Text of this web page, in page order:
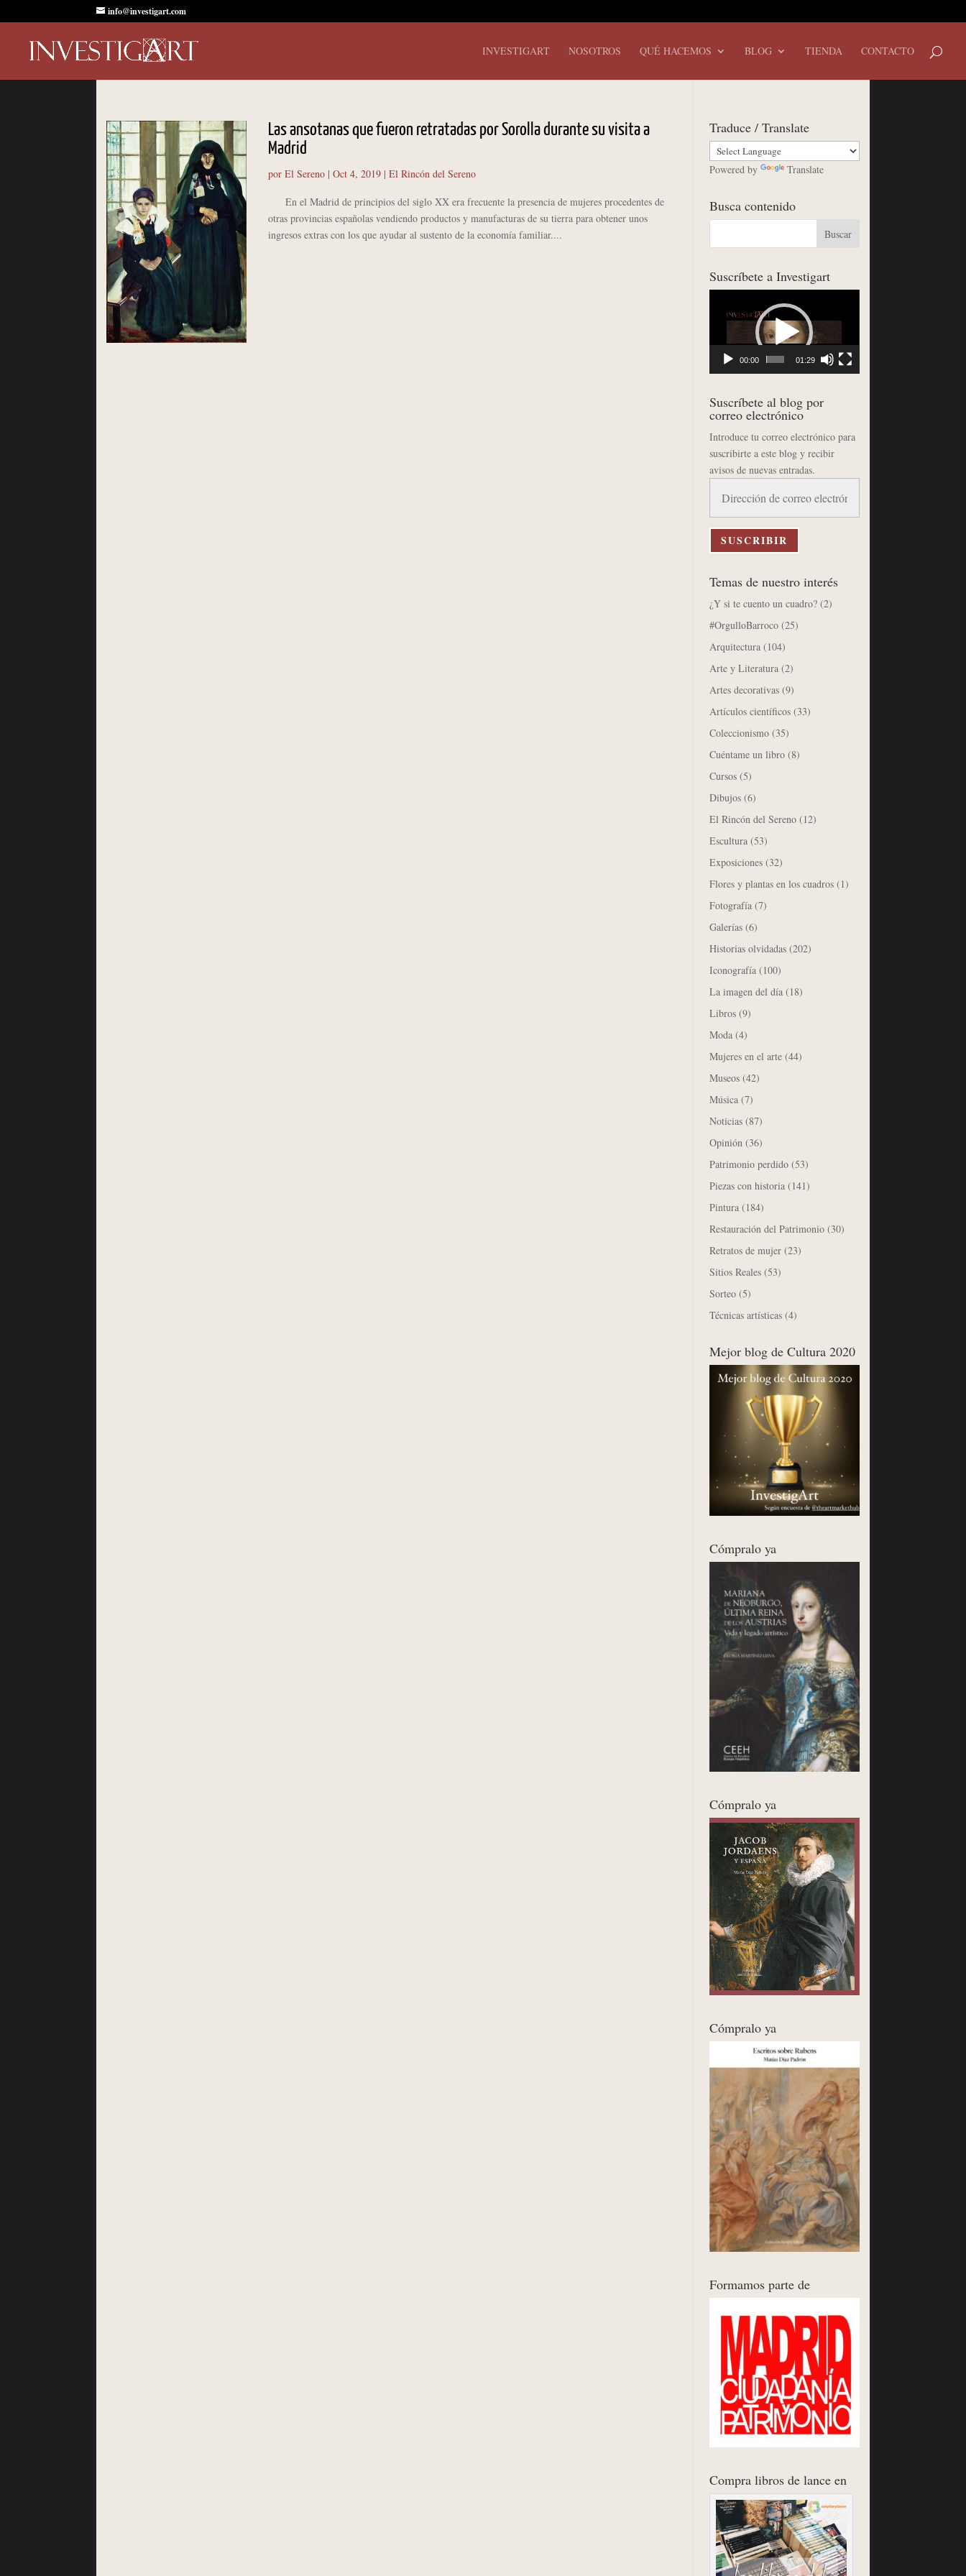
info@investigart.com
INVESTIGART NOSOTROS QUÉ HACEMOS BLOG TIENDA CONTACTO
Las ansotanas que fueron retratadas por Sorolla durante su visita a
Madrid
por El Sereno| Oct 4, 2019| El Rincón del Sereno
En el Madrid de principios del siglo XX era frecuente la presencia de mujeres procedentes de
otras provincias españolas vendiendo productos y manufacturas de su tierra para obtener unos
ingresos extras con los que ayudar al sustento de la economía familiar....
Traduce / Translate
Powered by Translate
Busca contenido
Suscríbete a Investigart
00:00 01:29
Suscríbete al blog por
correo electrónico
Introduce tu correo electrónico para
suscribirte a este blog y recibir
avisos de nuevas entradas.
correo
electrónico
SUSCRIBIR
Temas de nuestro interés
¿Y si te cuento un cuadro? (2)
#OrgulloBarroco (25)
Arquitectura (104)
Arte y Literatura (2)
Artes decorativas (9)
Artículos científicos (33)
Coleccionismo (35)
Cuéntame un libro (8)
Cursos (5)
Dibujos (6)
El Rincón del Sereno (12)
Escultura (53)
Exposiciones (32)
Flores y plantas en los cuadros (1)
Fotografía (7)
Galerías (6)
Historias olvidadas (202)
Iconografía (100)
La imagen del día (18)
Libros (9)
Moda (4)
Mujeres en el arte (44)
Museos (42)
Música (7)
Noticias (87)
Opinión (36)
Patrimonio perdido (53)
Piezas con historia (141)
Pintura (184)
Restauración del Patrimonio (30)
Retratos de mujer (23)
Sitios Reales (53)
Sorteo (5)
Técnicas artísticas (4)
Mejor blog de Cultura 2020
Cómpralo ya
Cómpralo ya
Cómpralo ya
Formamos parte de
Compra libros de lance en